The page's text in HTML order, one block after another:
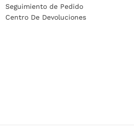
Seguimiento de Pedido
Centro De Devoluciones